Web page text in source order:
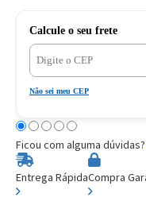
Calcule o seu frete
Não sei meu CEP
Ficou com alguma dúvidas?
Entrega RápidaCompra